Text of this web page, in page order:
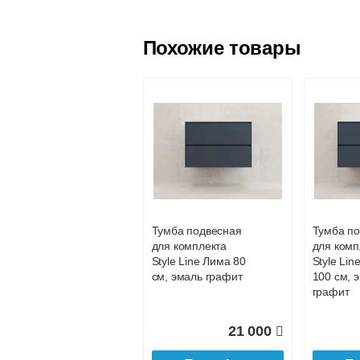
комплекта
Line Атлантика 70
перламутр
22 690
Подробнее
Line
L Люкс
Похожие товары
Тумба подвесная
для комплекта
Style Line Лима 80
см, эмаль графит
21 000
Тумба
для
Style
100 см,
графит